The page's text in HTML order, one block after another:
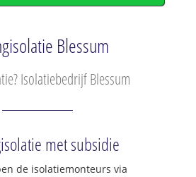
Blessum
Isolatiebedrijf Blessum
met subsidie
de isolatiemonteurs via